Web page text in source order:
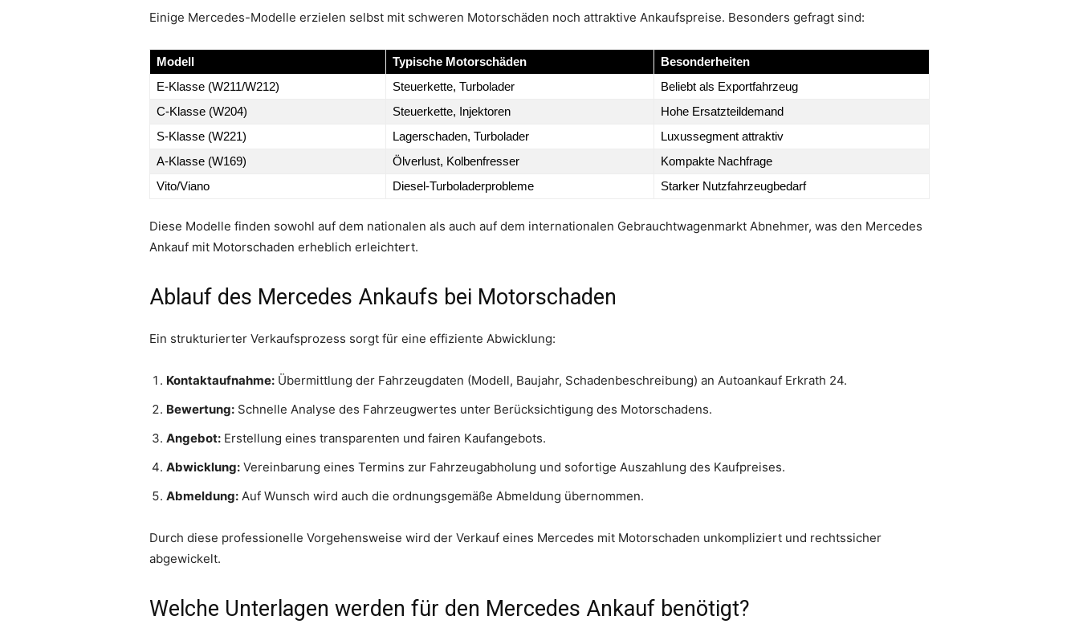
Einige Mercedes-Modelle erzielen selbst mit schweren Motorschäden noch attraktive Ankaufspreise. Besonders gefragt sind:
Modell Typische Motorschäden
Besonderheiten
E-Klasse (W211/W212)
Steuerkette, Turbolader
Beliebt als Exportfahrzeug
C-Klasse (W204)
Steuerkette, Injektoren
Hohe Ersatzteildemand
S-Klasse (W221)
Lagerschaden, Turbolader
Luxussegment attraktiv
A-Klasse (W169)
Ölverlust, Kolbenfresser
Kompakte Nachfrage
Vito/Viano
Diesel-Turboladerprobleme Starker Nutzfahrzeugbedarf
Diese Modelle finden sowohl auf dem nationalen als auch auf dem internationalen Gebrauchtwagenmarkt Abnehmer, was den Mercedes
Ankauf mit Motorschaden erheblich erleichtert.
Ablauf des Mercedes Ankaufs bei Motorschaden
Ein strukturierter Verkaufsprozess sorgt für eine effiziente Abwicklung:
Kontaktaufnahme: Übermittlung der Fahrzeugdaten (Modell, Baujahr, Schadenbeschreibung) an Autoankauf Erkrath 24.
Bewertung: Schnelle Analyse des Fahrzeugwertes unter Berücksichtigung des Motorschadens.
Angebot: Erstellung eines transparenten und fairen Kaufangebots.
Abwicklung: Vereinbarung eines Termins zur Fahrzeugabholung und sofortige Auszahlung des Kaufpreises.
Abmeldung: Auf Wunsch wird auch die ordnungsgemäße Abmeldung übernommen.
Durch diese professionelle Vorgehensweise wird der Verkauf eines Mercedes mit Motorschaden unkompliziert und rechtssicher
abgewickelt.
Welche Unterlagen werden für den Mercedes Ankauf benötigt?